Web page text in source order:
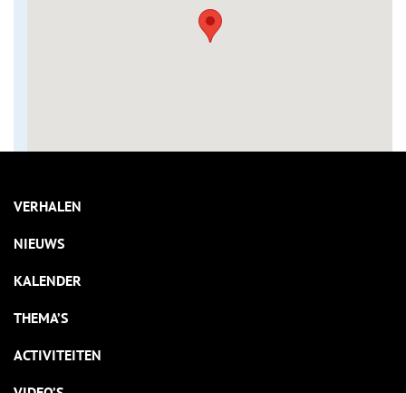
VERHALEN
NIEUWS
KALENDER
THEMA’S
ACTIVITEITEN